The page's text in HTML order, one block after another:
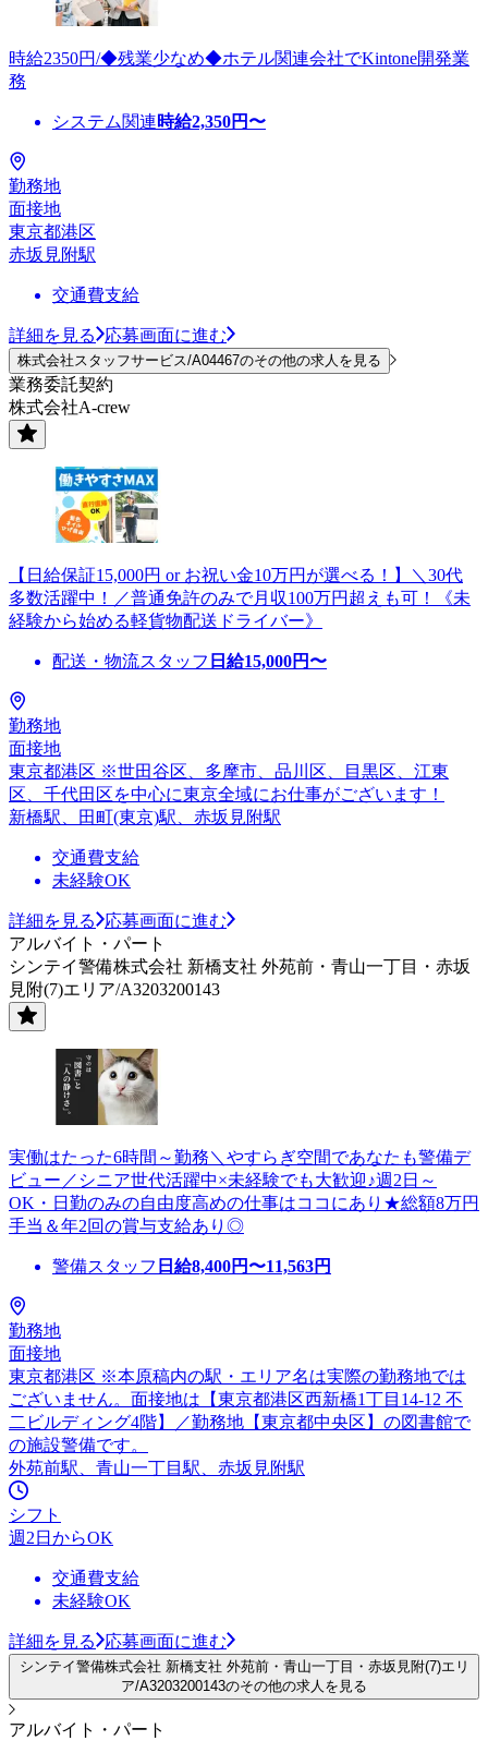
時給2350円/◆残業少なめ◆ホテル関連会社でKintone開発業
務
システム関連時給2,350円〜
勤務地
面接地
東京都港区
赤坂見附駅
交通費支給
詳細を見る 応募画面に進む
株式会社スタッフサービス/A04467のその他の求人を見る
業務委託契約
株式会社A-crew
【日給保証15,000円 or お祝い金10万円が選べる！】＼30代
多数活躍中！／普通免許のみで月収100万円超えも可！《未
経験から始める軽貨物配送ドライバー》
配送・物流スタッフ 日給15,000円〜
勤務地
面接地
東京都港区 ※世田谷区、多摩市、品川区、目黒区、江東
区、千代田区を中心に東京全域にお仕事がございます！
新橋駅、田町(東京)駅、赤坂見附駅
交通費支給
未経験OK
詳細を見る
応募画面に進む
アルバイト・パート
シンテイ警備株式会社 新橋支社 外苑前・青山一丁目・赤坂
見附(7)エリア/A3203200143
実働はたった6時間～勤務＼やすらぎ空間であなたも警備デ
ビュー／シニア世代活躍中×未経験でも大歓迎♪週2日～
OK・日勤のみの自由度高めの仕事はココにあり★総額8万円
手当＆年2回の賞与支給あり◎
警備スタッフ 日給8,400円〜11,563円
勤務地
面接地
東京都港区 ※本原稿内の駅・エリア名は実際の勤務地では
ございません。面接地は【東京都港区西新橋1丁目14-12 不
二ビルディング4階】／勤務地【東京都中央区】の図書館で
の施設警備です。
外苑前駅、青山一丁目駅、赤坂見附駅
シフト
週2日からOK
交通費支給
未経験OK
詳細を見る 応募画面に進む
シンテイ警備株式会社 新橋支社 外苑前・青山一丁目・赤坂見附(7)エリ
ア/A3203200143のその他の求人を見る
アルバイト・パート